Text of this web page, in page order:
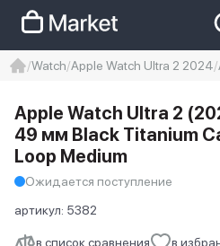
Iphone 14 pro max
айфон
Watch Apple Watch Ultra 2 2024
в список сравнения в
Apple Watch Ultra 2
49 мм Black Titanium
Loop Medium
Ожидается поступление
артикул: 5382